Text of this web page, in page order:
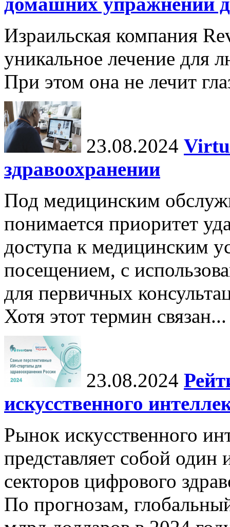
Израильская компания
уникальное лечение для
При этом она не лечит
23.08.2024
здравоохранении
Под медицинским
понимается приоритет
доступа к медицинским
посещением, с
для первичных
Хотя этот термин связан...
23.08.2024
искусственного
Рынок искусственного
представляет собой один
секторов цифрового
По прогнозам,